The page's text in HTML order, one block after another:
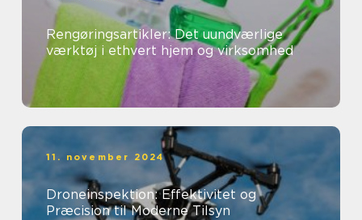
Rengøringsartikler: Det uundværlige
værktøj i ethvert hjem og virksomhed
11. november 2024
Droneinspektion: Effektivitet og
Præcision til Moderne Tilsyn